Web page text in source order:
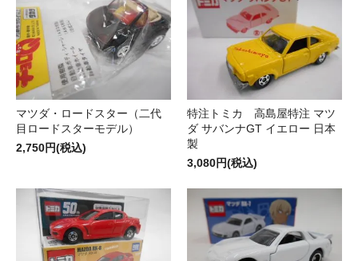
マツダ・ロードスター（二代
目ロードスターモデル）
2,750円(税込)
特注トミカ 高島屋特注 マツ
ダ サバンナGT イエロー 日本
製
3,080円(税込)